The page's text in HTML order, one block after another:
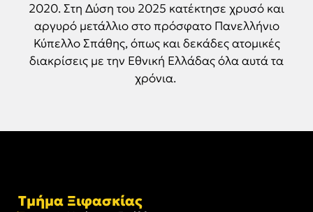
2020. Στη Δύση του 2025 κατέκτησε χρυσό και
αργυρό μετάλλιο στο πρόσφατο Πανελλήνιο
Κύπελλο Σπάθης, όπως και δεκάδες ατομικές
διακρίσεις με την Εθνική Ελλάδας όλα αυτά τα
χρόνια.
Τμήμα Ξιφασκίας